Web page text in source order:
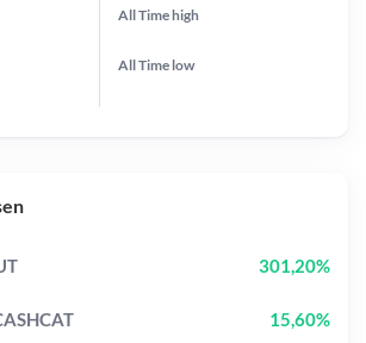
All Timehigh
All Time low
301,20%
15,60%